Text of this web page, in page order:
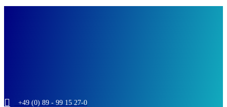
+49 (0) 89 - 99 15 27-0